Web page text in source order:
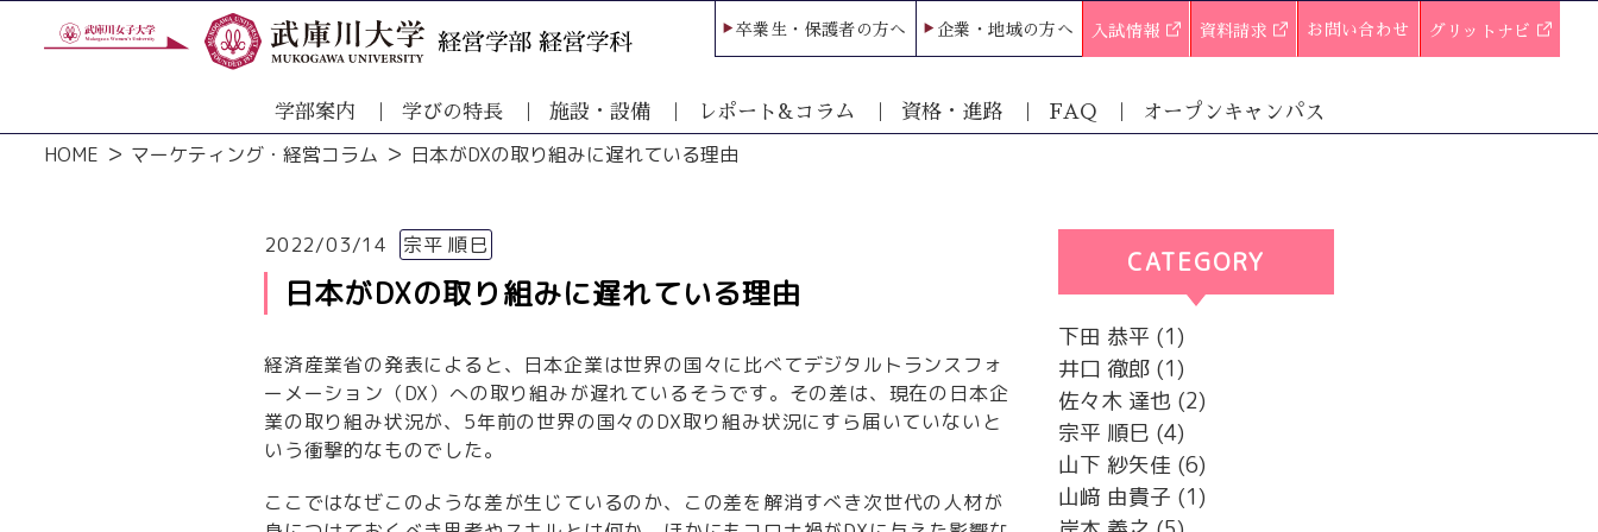
卒業生・保護者の方へ 企業・地域の方へ 入試情報 資料請求 お問い合わせ グリットナビ
学部案内 学びの特長 施設・設備 レポート&コラム 資格・進路 FAQ オープンキャンパス
HOME マーケティング・経営コラム 日本がDXの取り組みに遅れている理由
2022/03/14 宗平 順巳
日本がDXの取り組みに遅れている理由
経済産業省の発表によると、日本企業は世界の国々に比べてデジタルトランスフォ
ーメーション（DX）への取り組みが遅れているそうです。その差は、現在の日本企
業の取り組み状況が、5年前の世界の国々のDX取り組み状況にすら届いていないと
いう衝撃的なものでした。
ここではなぜこのような差が生じているのか、この差を解消すべき次世代の人材が
CATEGORY
カテゴリー
下田 恭平 (1)
井口 徹郎 (1)
佐々木 達也 (2)
宗平 順巳 (4)
山下 紗矢佳 (6)
山﨑 由貴子 (1)